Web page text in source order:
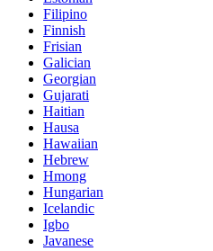
Filipino
Finnish
Frisian
Galician
Georgian
Gujarati
Haitian
Hausa
Hawaiian
Hebrew
Hmong
Hungarian
Icelandic
Igbo
Javanese